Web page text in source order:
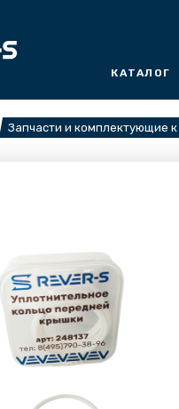
КАТАЛОГ
Запчасти и комплектующие